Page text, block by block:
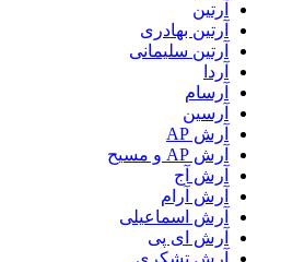
آرتین
آرتین بهادری
آرتین سلیمانی
آردا
آرسام
آرسین
آرش AP
آرش AP و مسیح
آرش آج
آرش آرام
آرش اسماعیلی
آرش ای پی